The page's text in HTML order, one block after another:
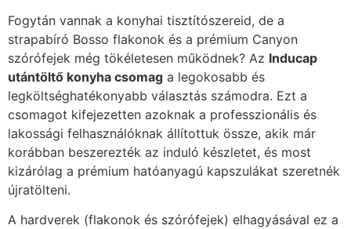
Fogytán vannak a konyhai tisztítószereid, de a
strapabíró Bosso flakonok és a prémium Canyon
szórófejek még tökéletesen működnek? Az Inducap
utántöltő konyha csomag a legokosabb és
legköltséghatékonyabb választás számodra. Ezt a
csomagot kifejezetten azoknak a professzionális és
lakossági felhasználóknak állítottuk össze, akik már
korábban beszerezték az induló készletet, és most
kizárólag a prémium hatóanyagú kapszulákat szeretnék
újratölteni.
A hardverek (flakonok és szórófejek) elhagyásával ez a